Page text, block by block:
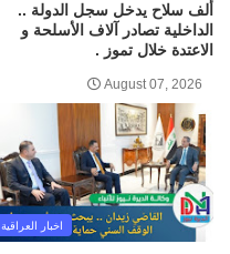
ألف سلاح يدخل سجل الدولة ..
الداخلية تصادر آلاف الأسلحة و
الاعتدة خلال تموز .
August 07, 2026
اخبار العراقية